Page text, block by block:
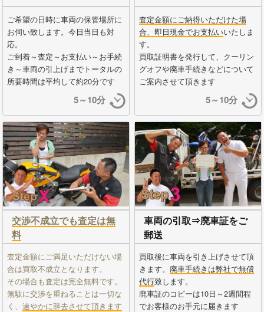
ご希望の日時に車両の保管場所に
お伺い致します。今日当日も対
応。
ご到着～査定～お支払い～お手続
き～車両の引上げまでトータルの
所要時間は平均して約20分です
5～10分
査定金額にご納得いただけた場
合、即日現金でお支払いいたしま
す。
買取証明書を発行して、クーリン
グオフや廃車手続きなどについて
ご案内させて頂きます
5～10分
交渉不成立でも査定は無
料
査定金額にご満足いただけない場
合は買取不成立となります。
その場合も査定は完全無料です。
無駄に交渉を重ねることは一切な
く、 速やかに辞去させて頂きます
車両の引取⇒廃車証をご
郵送
買取後に車両を引き上げさせて頂
きます。 廃車手続きは弊社で無償
代行致します。
廃車証のコピーは10日～2週間程
でお客様のお手元に届きます